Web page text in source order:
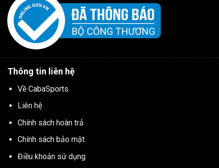
Thông tin liên hệ
Về CabaSports
Liên hệ
Chính sách hoàn trả
Chính sách bảo mật
Điều khoản sử dụng